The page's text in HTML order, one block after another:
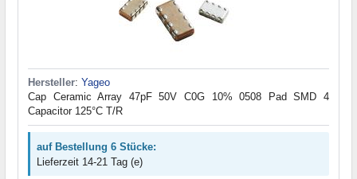
Hersteller: Yageo
Cap Ceramic Array 47pF 50V C0G 10% 0508 Pad SMD 4
Capacitor 125°C T/R
auf Bestellung 6 Stücke:
Lieferzeit 14-21 Tag (e)